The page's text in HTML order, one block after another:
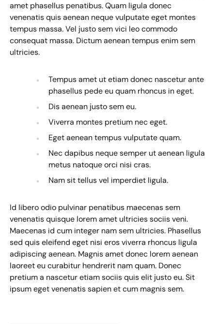
amet phasellus penatibus. Quam ligula donec
venenatis quis aenean neque vulputate eget montes
tempus massa. Vel justo sem vici leo commodo
consequat massa. Dictum aenean tempus enim sem
ultricies.
Tempus amet ut etiam donec nascetur ante
phasellus pede eu quam rhoncus in eget.
Dis aenean justo sem eu.
Viverra montes pretium nec eget.
Eget aenean tempus vulputate quam.
Nec dapibus neque semper ut aenean ligula
metus natoque orci nisi cras.
Nam sit tellus vel imperdiet ligula.
Id libero odio pulvinar penatibus maecenas sem
venenatis quisque lorem amet ultricies sociis veni.
Maecenas id cum integer nam sem ultricies. Phasellus
sed quis eleifend eget nisi eros viverra rhoncus ligula
adipiscing aenean. Magnis amet donec lorem aenean
laoreet eu curabitur hendrerit nam quam. Donec
pretium a nascetur etiam sociis quis elit justo eu. Sit
ipsum eget venenatis sapien et cum magnis sem.